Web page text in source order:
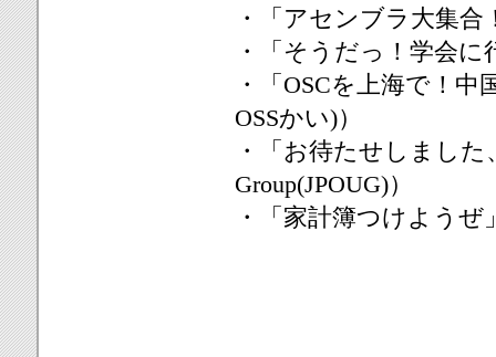
・「アセンブラ大集
・「そうだっ！学会
・「OSCを上海で！
OSSかい)）
・「お待たせしました
Group(JPOUG)）
・「家計簿つけようぜ